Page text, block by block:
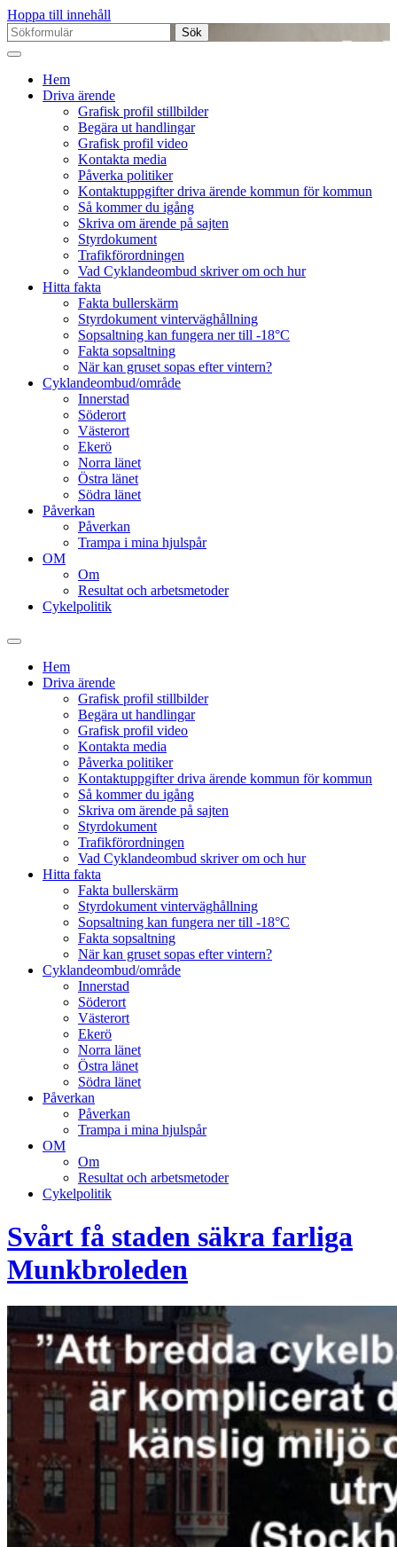
Hoppa till innehåll
Sök
efter:
Hem
Driva ärende
Grafisk profil stillbilder
Begära ut handlingar
Grafisk profil video
Kontakta media
Påverka politiker
Kontaktuppgifter driva ärende kommun för kommun
Så kommer du igång
Skriva om ärende på sajten
Styrdokument
Trafikförordningen
Vad Cyklandeombud skriver om och hur
Hitta fakta
Fakta bullerskärm
Styrdokument vinterväghållning
Sopsaltning kan fungera ner till -18°C
Fakta sopsaltning
När kan gruset sopas efter vintern?
Cyklandeombud/område
Innerstad
Söderort
Västerort
Ekerö
Norra länet
Östra länet
Södra länet
Påverkan
Påverkan
Trampa i mina hjulspår
OM
Om
Resultat och arbetsmetoder
Cykelpolitik
Slå
sökfältHem
Driva ärende
Grafisk profil stillbilder
Begära ut handlingar
Grafisk profil video
Kontakta media
Påverka politiker
Kontaktuppgifter driva ärende kommun för kommun
Så kommer du igång
Skriva om ärende på sajten
Styrdokument
Trafikförordningen
Vad Cyklandeombud skriver om och hur
Hitta fakta
Fakta bullerskärm
Styrdokument vinterväghållning
Sopsaltning kan fungera ner till -18°C
Fakta sopsaltning
När kan gruset sopas efter vintern?
Cyklandeombud/område
Innerstad
Söderort
Västerort
Ekerö
Norra länet
Östra länet
Södra länet
Påverkan
Påverkan
Trampa i mina hjulspår
OM
Om
Resultat och arbetsmetoder
Cykelpolitik
Svårt få staden säkra farliga
Munkbroleden